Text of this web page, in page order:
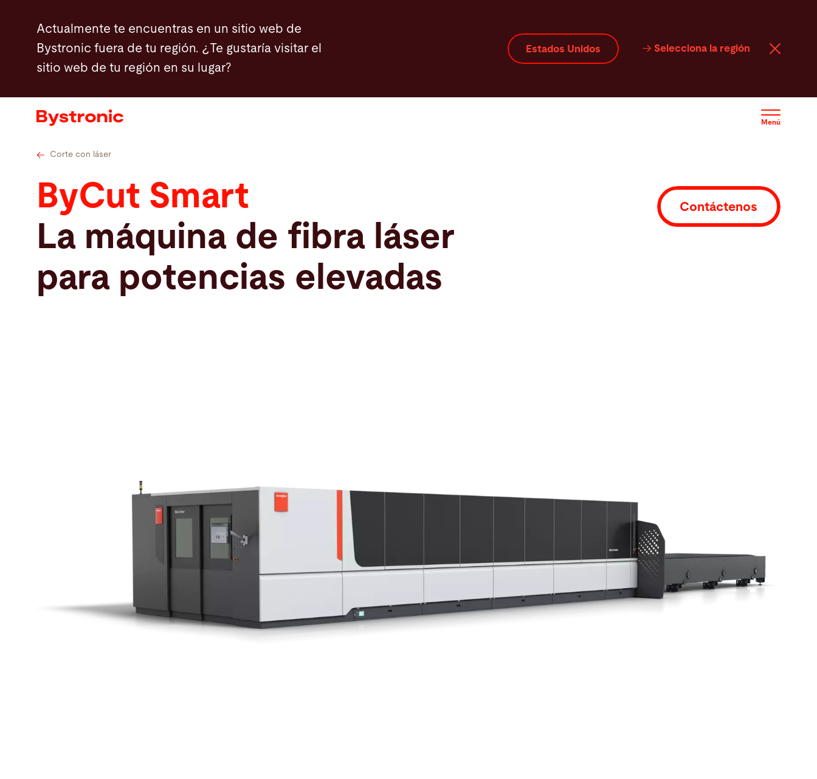
contenido
principal
Actualmente te encuentras en un sitio web de
Bystronic fuera de tu región. ¿Te gustaría visitar el
sitio web de tu región en su lugar?
Estados Unidos Selecciona la región
Menú
Máquinas y Software
Servicios
Aplicaciones
Sala de prensa
Empresa
Corte con láser
ByCut Smart
La máquina de fibra láser
para potencias elevadas
Contáctenos